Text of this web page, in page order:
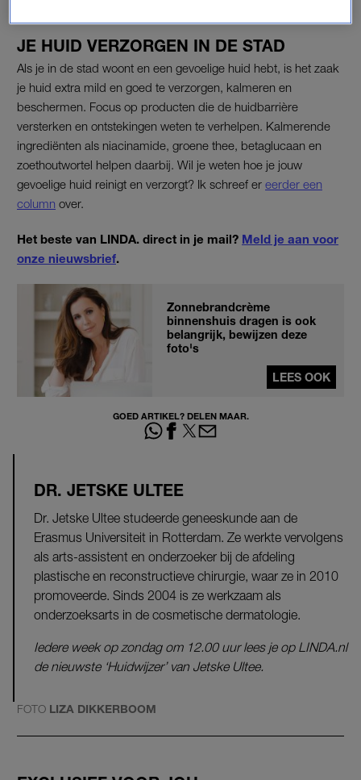
JE HUID VERZORGEN IN DE STAD
Als je in de stad woont en een gevoelige huid hebt, is het zaak
je huid extra mild en goed te verzorgen, kalmeren en
beschermen. Focus op producten die de huidbarrière
versterken en ontstekingen weten te verhelpen. Kalmerende
ingrediënten als niacinamide, groene thee, betaglucaan en
zoethoutwortel helpen daarbij. Wil je weten hoe je jouw
gevoelige huid reinigt en verzorgt? Ik schreef er eerder een
column over.
Het beste van LINDA. direct in je mail? Meld je aan voor
onze nieuwsbrief.
Zonnebrandcrème
binnenshuis dragen is ook
belangrijk, bewijzen deze
foto's
LEES OOK
GOED ARTIKEL? DELEN MAAR.
DR. JETSKE ULTEE
Dr. Jetske Ultee studeerde geneeskunde aan de
Erasmus Universiteit in Rotterdam. Ze werkte vervolgens
als arts-assistent en onderzoeker bij de afdeling
plastische en reconstructieve chirurgie, waar ze in 2010
promoveerde. Sinds 2004 is ze werkzaam als
onderzoeksarts in de cosmetische dermatologie.
Iedere week op zondag om 12.00 uur lees je op LINDA.nl
de nieuwste ‘Huidwijzer’ van Jetske Ultee.
FOTO LIZA DIKKERBOOM